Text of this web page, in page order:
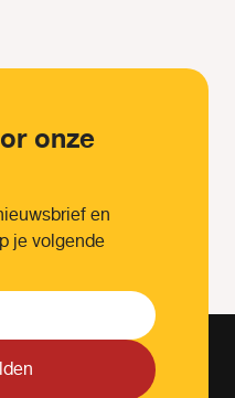
onze
en
je volgende